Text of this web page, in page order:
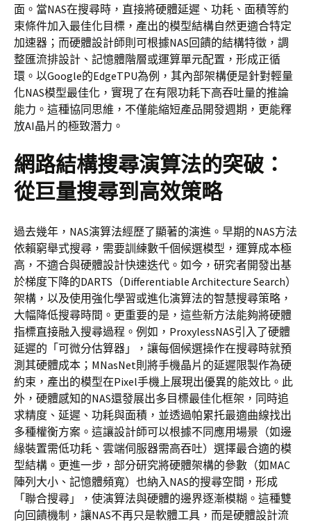
面。當NAS在搜尋時，直接將硬體延遲、功耗、面積等約
束條件加入最佳化目標，產出的模型結構自然更適合特定
加速器；而硬體設計師則可根據NAS回饋的結構特徵，調
整匯流排設計、記憶體階層或運算單元配置，形成正循
環。以Google的EdgeTPU為例，其內部架構便是針對輕量
化NAS模型最佳化，實現了在有限功耗下高吞吐量的推論
能力。這種協同思維，不僅能縮短產品開發週期，更能釋
放AI晶片的極致潛力。
網路結構搜尋演算法的突破：
從巨量搜尋到高效策略
過去幾年，NAS演算法經歷了顯著的演進。早期的NAS方法
依賴窮舉式搜尋，需要訓練數千個候選模型，運算成本極
高，不適合與硬體設計快速迭代。如今，研究者開發出基
於梯度下降的DARTS（Differentiable Architecture Search）
架構，以及使用強化學習或進化演算法的智慧搜尋策略，
大幅降低搜尋時間。更重要的是，這些新方法能夠將硬體
指標直接融入搜尋過程。例如，ProxylessNAS引入了硬體
延遲的「可微分估算器」，讓每個候選操作在搜尋時就預
測其硬體成本；MNasNet則將手機晶片的延遲限製作為硬
約束，產出的模型在Pixel手機上展現出優異的能效比。此
外，硬體感知的NAS還發展出多目標最佳化框架，同時追
求精度、延遲、功耗與面積，並透過帕累托最適曲線找出
多種權衡方案。這讓設計師可以根據不同應用場景（如邊
緣裝置需低功耗、雲端伺服器需高吞吐）選擇最合適的模
型結構。更進一步，部分研究將硬體架構的參數（如MAC
陣列大小、記憶體頻寬）也納入NAS的搜尋空間，形成
「聯合搜尋」，使演算法與硬體的邊界逐漸模糊。這種雙
向回饋機制，讓NAS不再只是軟體工具，而是硬體設計流